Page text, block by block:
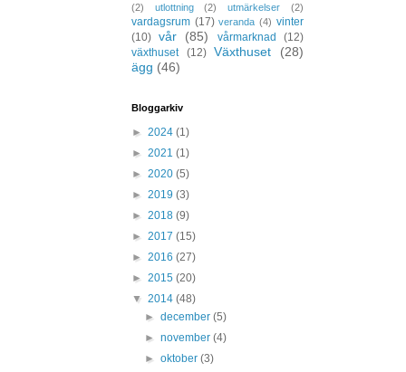
(2)
utlottning (2) utmärkelser (2)
vardagsrum (17) veranda (4) vinter
(10) vår (85) vårmarknad
(12)
växthuset
(12) Växthuset
(28)
ägg (46)
Bloggarkiv
► 2024 (1)
► 2021 (1)
► 2020 (5)
► 2019 (3)
► 2018 (9)
► 2017 (15)
► 2016 (27)
► 2015 (20)
▼ 2014 (48)
►december(5)
►november(4)
►oktober(3)